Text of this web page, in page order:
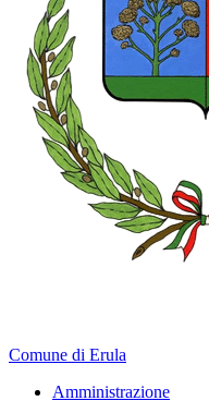
Comune di Erula
Amministrazione